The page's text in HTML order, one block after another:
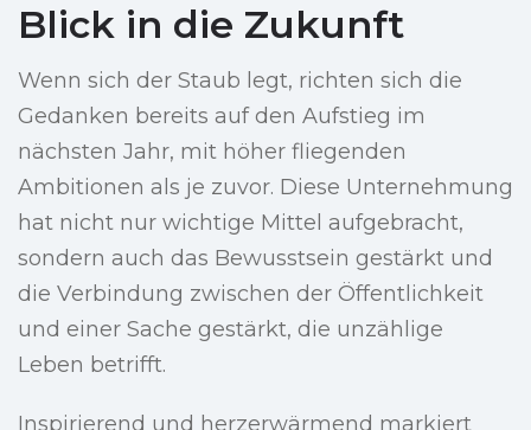
Blick in die Zukunft
Wenn sich der Staub legt, richten sich die
Gedanken bereits auf den Aufstieg im
nächsten Jahr, mit höher fliegenden
Ambitionen als je zuvor. Diese Unternehmung
hat nicht nur wichtige Mittel aufgebracht,
sondern auch das Bewusstsein gestärkt und
die Verbindung zwischen der Öffentlichkeit
und einer Sache gestärkt, die unzählige
Leben betrifft.
Inspirierend und herzerwärmend markiert